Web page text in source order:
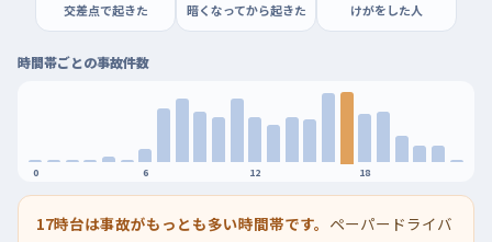
交差点で起きた 暗くなってから起きた けがをした人
時間帯ごとの事故件数
0 6 12 18
17時台は事故がもっとも多い時間帯です。 ペーパードライバ